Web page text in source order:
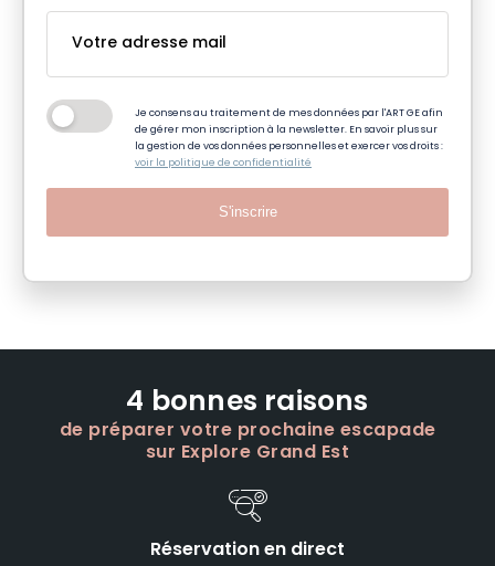
Je consens au traitement de mes données par l'ART GE afin
de gérer mon inscription à la newsletter. En savoir plus sur
la gestion de vos données personnelles et exercer vos droits :
voir la politique de confidentialité
S'inscrire
4 bonnes raisons
de préparer votre prochaine escapade
sur Explore Grand Est
Réservation en direct